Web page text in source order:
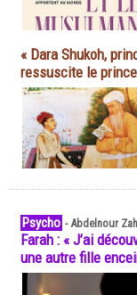
« Dara Shukoh,
ressuscite le
Psycho -Abdelnour
Farah : « J’ai
une autre fille